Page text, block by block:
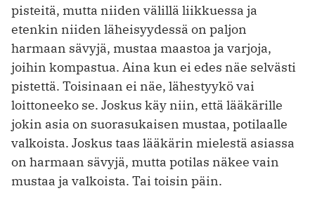
pisteitä, mutta niiden välillä liikkuessa ja
etenkin niiden läheisyydessä on paljon
harmaan sävyjä, mustaa maastoa ja varjoja,
joihin kompastua. Aina kun ei edes näe selvästi
pistettä. Toisinaan ei näe, lähestyykö vai
loittoneeko se. Joskus käy niin, että lääkärille
jokin asia on suorasukaisen mustaa, potilaalle
valkoista. Joskus taas lääkärin mielestä asiassa
on harmaan sävyjä, mutta potilas näkee vain
mustaa ja valkoista. Tai toisin päin.